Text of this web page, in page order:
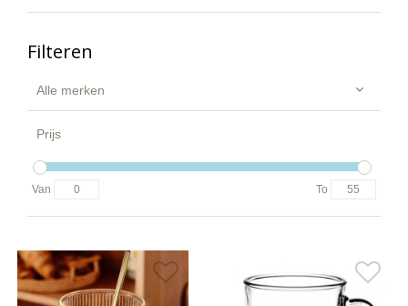
Filteren
Alle merken
Prijs
Van To